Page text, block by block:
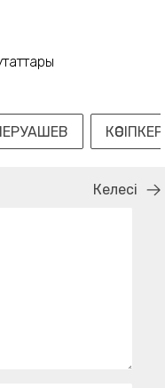
КӘСІПКЕР
Келесі